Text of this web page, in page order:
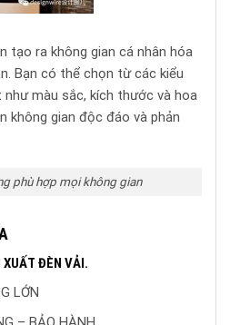
tạo ra không gian cá nhân hóa
Bạn có thể chọn từ các kiểu
màu sắc, kích thước và hoa
không gian độc đáo và phản
phù hợp mọi không gian
XUẤT ĐÈN VẢI.
LỚN